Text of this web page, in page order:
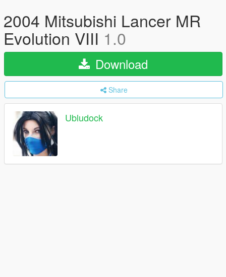
2004 Mitsubishi Lancer MR
Evolution VIII 1.0
Download
Share
Ubludock